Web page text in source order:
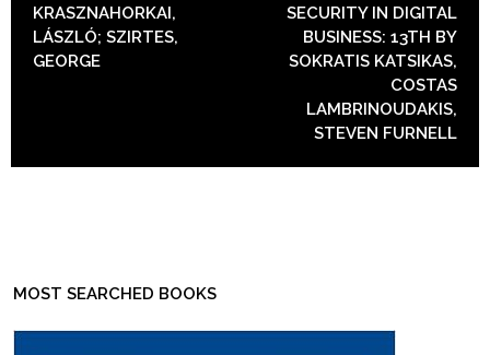
KRASZNAHORKAI,
LÁSZLÓ; SZIRTES,
GEORGE
SECURITY IN DIGITAL
BUSINESS: 13TH BY
SOKRATIS KATSIKAS,
COSTAS
LAMBRINOUDAKIS,
STEVEN FURNELL
MOST SEARCHED BOOKS